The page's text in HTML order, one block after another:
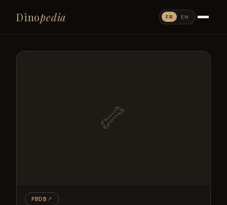
Dinopedia FR EN
🦴
PBDB ↗